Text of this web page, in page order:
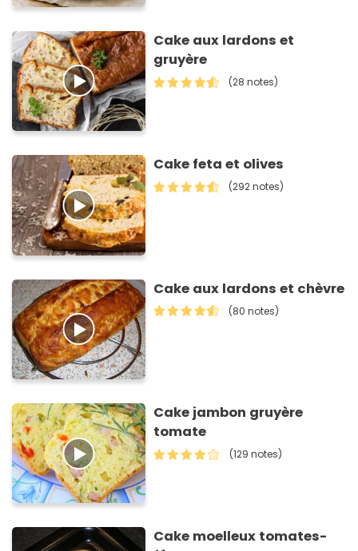
Cake aux lardons et
gruyère
(28 notes)
Cake feta et olives
(292 notes)
Cake aux lardons et chèvre
(80 notes)
Cake jambon gruyère
tomate
(129 notes)
Cake moelleux tomates-